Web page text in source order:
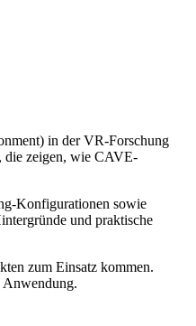
in der VR-Forschung
die zeigen, wie CAVE-
Konfigurationen sowie
und praktische
zum Einsatz kommen.
Anwendung.